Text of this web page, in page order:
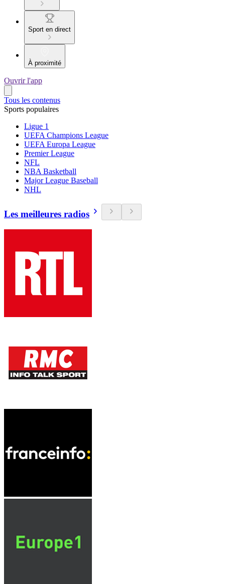
Sport en direct
À proximité
Ouvrir l'app
Tous les contenus
Sports populaires
Ligue 1
UEFA Champions League
UEFA Europa League
Premier League
NFL
NBA Basketball
Major League Baseball
NHL
Les meilleures radios